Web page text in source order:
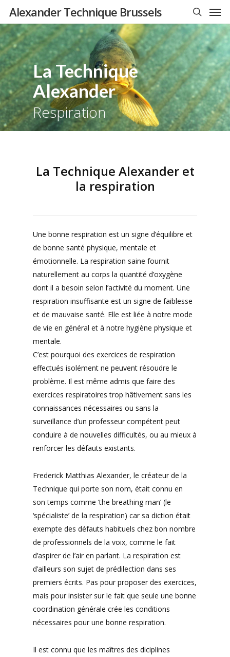
Skip
main
content
Alexander Technique Brussels
search
La Technique
Alexander
Respiration
La Technique Alexander et
la respiration
Une bonne respiration est un signe d’équilibre et
de bonne santé physique, mentale et
émotionnelle. La respiration saine fournit
naturellement au corps la quantité d’oxygène
dont il a besoin selon l’activité du moment. Une
respiration insuffisante est un signe de faiblesse
et de mauvaise santé. Elle est liée à notre mode
de vie en général et à notre hygiène physique et
mentale.
C’est pourquoi des exercices de respiration
effectués isolément ne peuvent résoudre le
problème. Il est même admis que faire des
exercices respiratoires trop hâtivement sans les
connaissances nécessaires ou sans la
surveillance d’un professeur compétent peut
conduire à de nouvelles difficultés, ou au mieux à
renforcer les défauts existants.
Frederick Matthias Alexander, le créateur de la
Technique qui porte son nom, était connu en
son temps comme ‘the breathing man’ (le
‘spécialiste’ de la respiration) car sa diction était
exempte des défauts habituels chez bon nombre
de professionnels de la voix, comme le fait
d’aspirer de l’air en parlant. La respiration est
d’ailleurs son sujet de prédilection dans ses
premiers écrits. Pas pour proposer des exercices,
mais pour insister sur le fait que seule une bonne
coordination générale crée les conditions
nécessaires pour une bonne respiration.
Il est connu que les maîtres des diciplines